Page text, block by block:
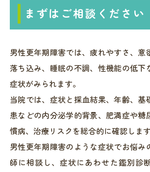
まずはご相談ください
男性更年期障害では、疲れやすさ、意
落ち込み、睡眠の不調、性機能の低下
症状がみられます。
当院では、症状と採血結果、年齢、基
患などの内分泌学的背景、肥満症や糖
慣病、治療リスクを総合的に確認します
男性更年期障害のような症状でお悩み
師に相談し、症状にあわせた鑑別診